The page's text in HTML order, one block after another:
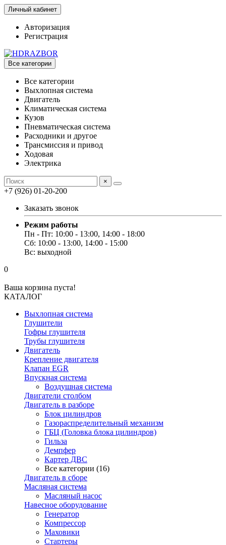
Личный кабинет
Авторизация
Регистрация
Все категории
Все категории
Выхлопная система
Двигатель
Климатическая система
Кузов
Пневматическая система
Расходники и другое
Трансмиссия и привод
Ходовая
Электрика
×
+7 (926) 01-20-200
Заказать звонок
Режим работы
Пн - Пт: 10:00 - 13:00, 14:00 - 18:00
Сб: 10:00 - 13:00, 14:00 - 15:00
Вс: выходной
0
Ваша корзина пуста!
КАТАЛОГ
Выхлопная система
Глушители
Гофры глушителя
Трубы глушителя
Двигатель
Крепление двигателя
Клапан EGR
Впускная система
Воздушная система
Двигатели столбом
Двигатель в разборе
Блок цилиндров
Газораспределительный механизм
ГБЦ (Головка блока цилиндров)
Гильза
Демпфер
Картер ДВС
Все категории (16)
Двигатель в сборе
Масляная система
Масляный насос
Навесное оборудование
Генератор
Компрессор
Маховики
Стартеры